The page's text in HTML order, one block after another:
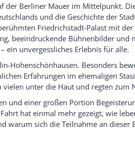
der Berliner Mauer im Mittelpunkt.
und die Geschichte der
Friedrichstadt-Palast mit der
beeindruckende Bühnenbilder und
ein unvergessliches Erlebnis für alle.
Hohenschönhausen. Besonders
Erfahrungen im ehemaligen
unter die Haut und regten zum
und einer großen Portion
hat einmal mehr gezeigt, wie
warum sich die Teilnahme an dieser